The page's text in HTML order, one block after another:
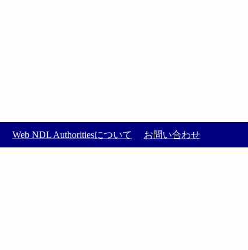
Web NDL Authoritiesについて お問い合わせ